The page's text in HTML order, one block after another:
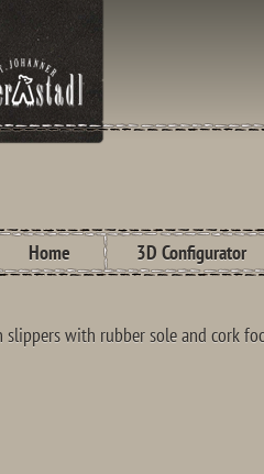
Home 3D Configurator
slippers with rubber sole and cork